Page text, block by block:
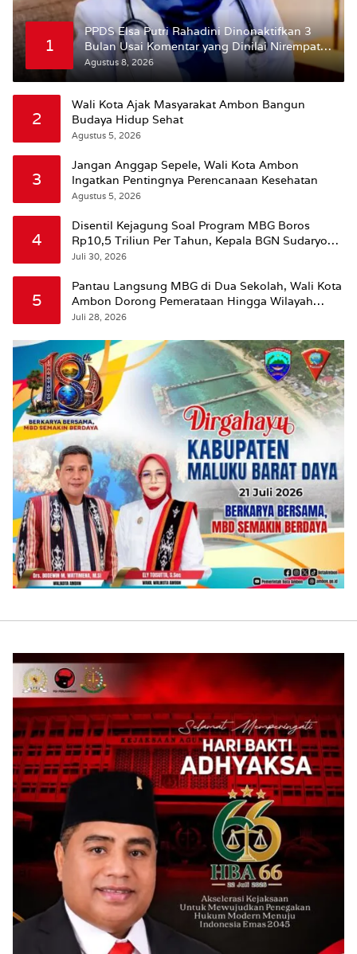
1
PPDS Elsa Putri Rahadini Dinonaktifkan 3
Bulan Usai Komentar yang Dinilai Nirempati
ke Pasien BPJS
Agustus 8, 2026
2
Wali Kota Ajak Masyarakat Ambon Bangun
Budaya Hidup Sehat
Agustus 5, 2026
3
Jangan Anggap Sepele, Wali Kota Ambon
Ingatkan Pentingnya Perencanaan Kesehatan
Agustus 5, 2026
4
Disentil Kejagung Soal Program MBG Boros
Rp10,5 Triliun Per Tahun, Kepala BGN Sudaryono
Beri Penjelasan
Juli 30, 2026
5
Pantau Langsung MBG di Dua Sekolah, Wali Kota
Ambon Dorong Pemerataan Hingga Wilayah
Leitimur Selatan
Juli 28, 2026